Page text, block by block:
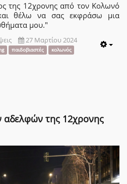
της 12χρονης από τον Κολωνό
θέλω να σας εκφράσω μια
μου."
27 Μαρτίου 2024
παιδοβιαστές κολωνός
αδελφών της 12χρονης